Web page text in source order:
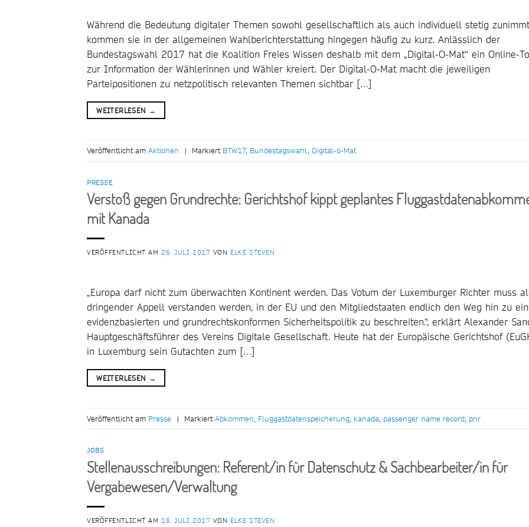
Während die Bedeutung digitaler Themen sowohl gesellschaftlich als auch individuell stetig
kommen sie in der allgemeinen Wahlberichterstattung hingegen häufig zu kurz. Anlässlich der
Bundestagswahl 2017 hat die Koalition Freies Wissen deshalb mit dem „Digital-O-Mat“ ein Online-
zur Information der Wählerinnen und Wähler kreiert. Der Digital-O-Mat macht die jeweiligen
Parteipositionen zu netzpolitisch relevanten Themen sichtbar […]
WEITERLESEN →
Veröffentlicht am Aktionen | Markiert BTW17, Bundestagswahl, Digital-o-Mat
PRESSE
Verstoß gegen Grundrechte: Gerichtshof kippt geplantes
mit Kanada
VERÖFFENTLICHT AM 26. JULI 2017 VON ELKE STEVEN
„Europa darf nicht zum überwachten Kontinent werden. Das Votum der Luxemburger Richter muss
dringender Appell verstanden werden, in der EU und den Mitgliedstaaten endlich den Weg hin zu
evidenzbasierten und grundrechtskonformen Sicherheitspolitik zu beschreiten.“, erklärt Alexander
Hauptgeschäftsführer des Vereins Digitale Gesellschaft. Heute hat der Europäische Gerichtshof
in Luxemburg sein Gutachten zum […]
WEITERLESEN →
Veröffentlicht am Presse | MarkiertAbkommen, Fluggastdatenspeicherung, kanada, passenger name record, pnr
JOBS
Stellenausschreibungen: Referent/in für Datenschutz & Sachbearbeiter/in für
Vergabewesen/Verwaltung
VERÖFFENTLICHT AM 18. JULI 2017 VON ELKE STEVEN